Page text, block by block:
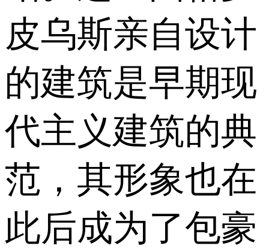
皮乌斯亲自设计
的建筑是早期现
代主义建筑的典
范，其形象也在
此后成为了包豪